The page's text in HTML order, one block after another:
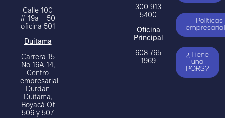
Calle 100
# 19a – 50
oficina 501
Duitama
Carrera 15
No 16A 14,
Centro
empresarial
Durdan
Duitama,
Boyacá Of
506 y 507
300 913
5400
Oficina
Principal
608 765
1969
Políticas
¿Tiene
una
PQRS?